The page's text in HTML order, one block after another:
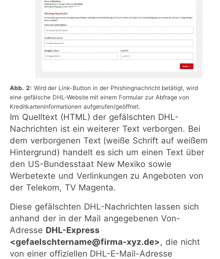
Abb. 2: Wird der Link-Button in der Phishingnachricht betätigt, wird
eine gefälsche DHL-Website mit einem Formular zur Abfrage von
Kreditkarteninformationen aufgerufen/geöffnet.
Im Quelltext (HTML) der gefälschten DHL-
Nachrichten ist ein weiterer Text verborgen. Bei
dem verborgenen Text (weiße Schrift auf weißem
Hintergrund) handelt es sich um einen Text über
den US-Bundesstaat New Mexiko sowie
Werbetexte und Verlinkungen zu Angeboten von
der Telekom, TV Magenta.
Diese gefälschten DHL-Nachrichten lassen sich
anhand der in der Mail angegebenen Von-
Adresse DHL-Express
<gefaelschtername@firma-xyz.de> , die nicht
von einer offiziellen DHL-E-Mail-Adresse